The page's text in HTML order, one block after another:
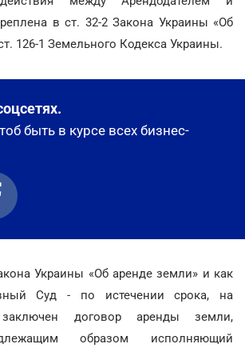
в ст. 32-2 Закона Украины «Об
126-1 Земельного Кодекса Украины.
быть в курсе всех бизнес-
Украины «Об аренде земли» и как
Суд - по истечении срока, на
договор аренды земли,
образом исполняющий